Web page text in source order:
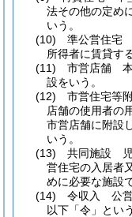
法その他の定め
いう。
(10)
準公営住宅
所得者に賃貸す
(11)
市営店舗 本
設をいう。
(12)
市営住宅等
店舗の使用者の
市営店舗に附設
いう。
(13)
共同施設 児
営住宅の入居者
めに必要な施設
(14)
令収入 公
以下「令」とい